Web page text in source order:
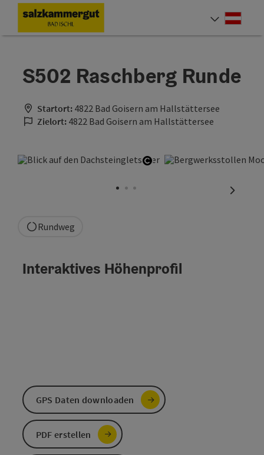
Zum InhaltAccesskey
[0]
Zur NavigationAccesskey
[1]
Zum Seitenanfang
Zur StartseiteAccesskey
[7]
S502 Raschberg Runde
Startort: 4822 Bad Goisern am Hallstättersee
Zielort: 4822 Bad Goisern am Hallstättersee
Rundweg
Interaktives Höhenprofil
GPS Daten downloaden
PDF erstellen